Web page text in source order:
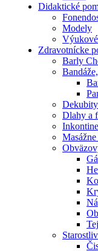
Didaktické
Modely
Zdravotnícke
Barly
Dekubity
Dlahy a